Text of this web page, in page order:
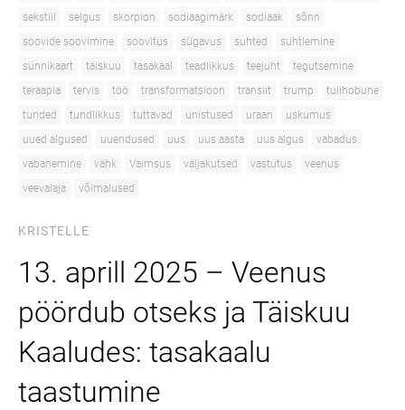
sekstiil
selgus skorpion sodiaagimärk sodiaak
sõnn
soovide soovimine
soovitus sügavus suhted
suhtlemine
sünnikaart
täiskuu tasakaal teadlikkus teejuht
tegutsemine
teraapia
tervis töö transformatsioon transiit trump
tulihobune
tunded
tundlikkus tuttavad unistused uraan
uskumus
uued algused
uuendused uus uus aasta uus algus
vabadus
vabanemine
vähk Vaimsus väljakutsed vastutus
veenus
veevalaja
võimalused
KRISTELLE
13. aprill 2025 – Veenus
pöördub otseks ja Täiskuu
Kaaludes: tasakaalu
taastumine